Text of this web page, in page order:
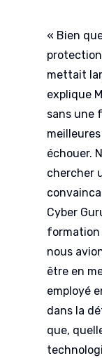
« Bien
mettait
explique
sans une
échouer.
chercher
Cyber
formation
nous
être en
employé
dans la
que,